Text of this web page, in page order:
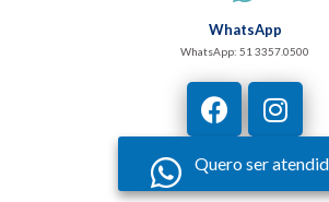
WhatsApp
WhatsApp: 51 3357.0500
Quero ser